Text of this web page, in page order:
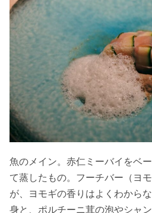
魚のメイン。赤仁ミーバイをベ
て蒸したもの。フーチバー（ヨ
が、ヨモギの香りはよくわから
身と、ポルチーニ茸の泡やシャ